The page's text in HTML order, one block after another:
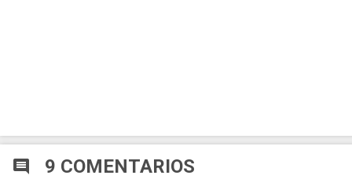
comment 9 COMENTARIOS